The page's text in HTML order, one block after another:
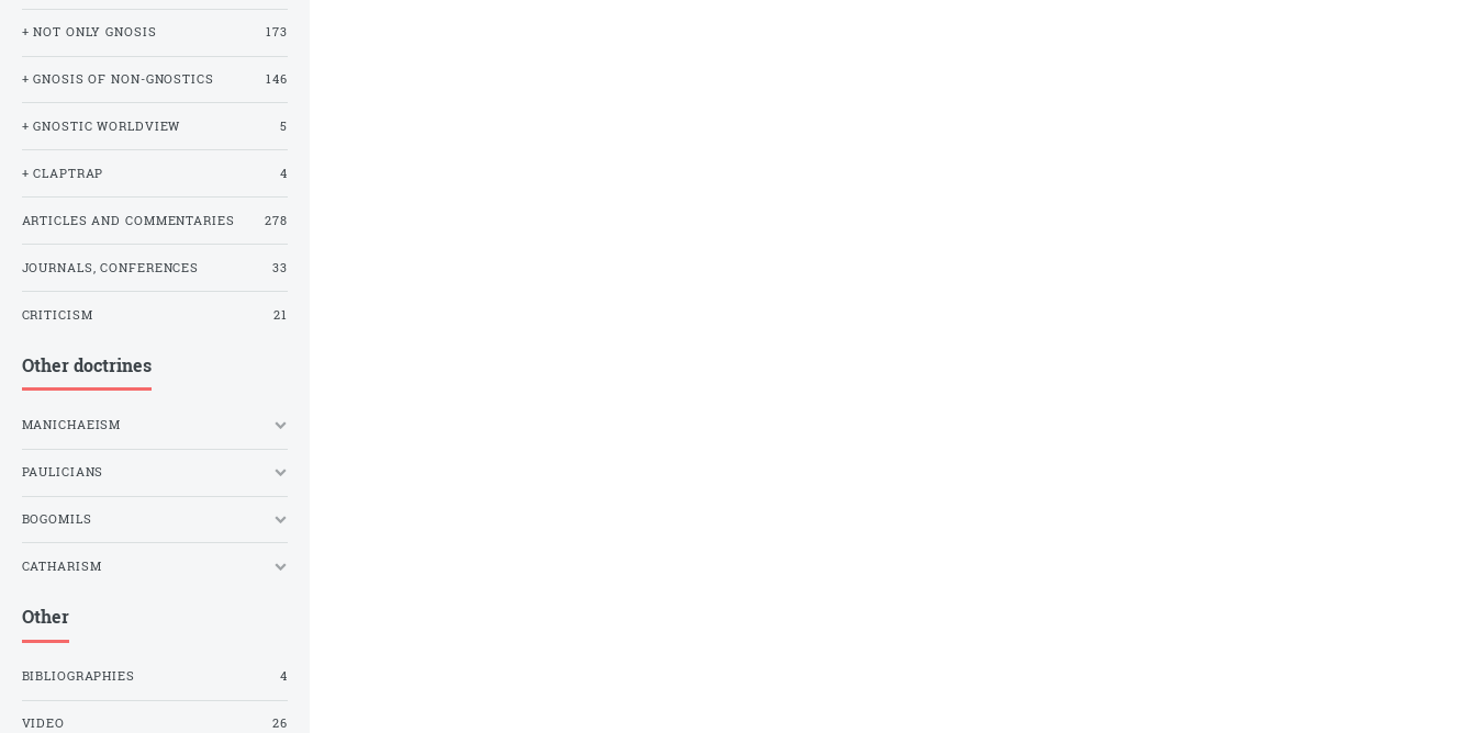
+ NOT ONLY GNOSIS 173
+ GNOSIS OF NON-GNOSTICS 146
+ GNOSTIC WORLDVIEW 5
+ CLAPTRAP 4
ARTICLES AND COMMENTARIES 278
JOURNALS, CONFERENCES 33
CRITICISM 21
Other doctrines
MANICHAEISM
PAULICIANS
BOGOMILS
CATHARISM
Other
BIBLIOGRAPHIES 4
VIDEO 26